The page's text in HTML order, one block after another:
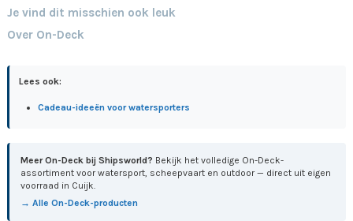
Je vind dit misschien ook leuk
Over On-Deck
Lees ook:
Cadeau-ideeën voor watersporters
Meer On-Deck bij Shipsworld? Bekijk het volledige On-Deck-
assortiment voor watersport, scheepvaart en outdoor — direct uit eigen
voorraad in Cuijk.
→ Alle On-Deck-producten